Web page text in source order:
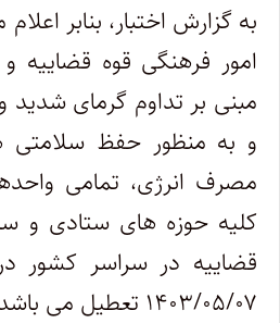
به گزارش اختبار، بنابر
امور فرهنگی قوه قضاییه
مبنی بر تداوم گرمای شدید
و به منظور حفظ سلامتی
مصرف انرژی، تمامی
کلیه حوزه های ستادی و
قضاییه در سراسر کشور
۱۴۰۳/۰۵/۰۷ تعطیل می باشد.